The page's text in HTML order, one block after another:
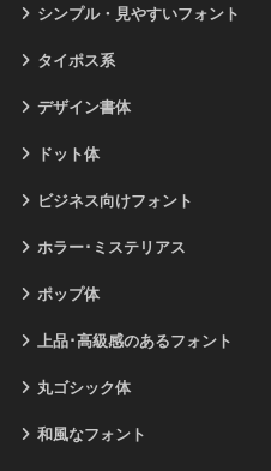
シンプル・見やすいフォント
タイポス系
デザイン書体
ドット体
ビジネス向けフォント
ホラー･ミステリアス
ポップ体
上品･高級感のあるフォント
丸ゴシック体
和風なフォント